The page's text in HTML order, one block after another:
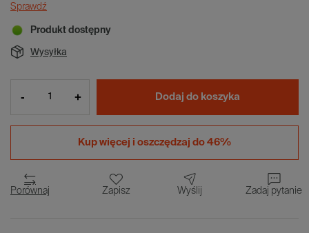
Sprawdź
Produkt dostępny
Wysyłka
- + Dodaj do koszyka
Kup więcej i oszczędzaj do 46%
Porównaj Zapisz Wyślij Zadaj pytanie